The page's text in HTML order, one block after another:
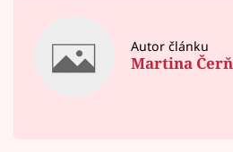
Autor článku
Martina